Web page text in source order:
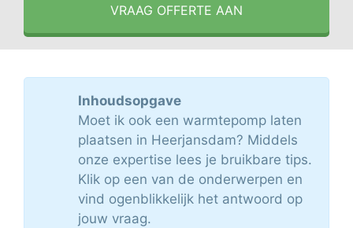
VRAAG OFFERTE AAN
Inhoudsopgave
Moet ik ook een warmtepomp laten
plaatsen in Heerjansdam? Middels
onze expertise lees je bruikbare tips.
Klik op een van de onderwerpen en
vind ogenblikkelijk het antwoord op
jouw vraag.